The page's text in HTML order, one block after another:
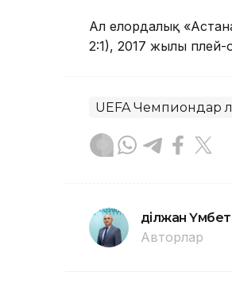
Ал елордалық
2:1), 2017 жылы плей-
UEFA Чемпиондар
Әділжан Үмбет
Авторлар